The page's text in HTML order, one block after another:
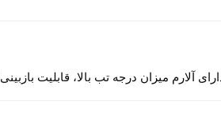
آلارم میزان درجه تب بالا، قابلیت